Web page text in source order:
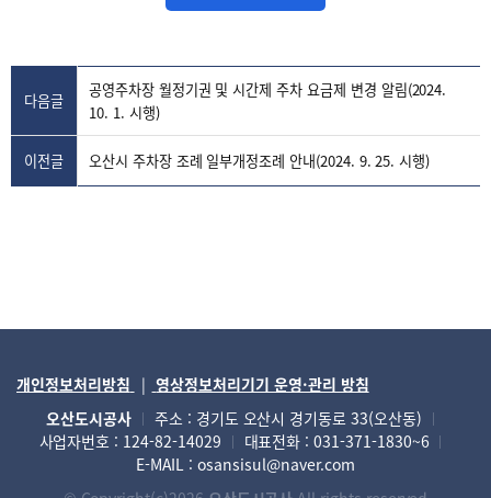
다음글
공영주차장 월정기권 및 시간제 주차 요금제 변경 알림(2024.
10. 1. 시행)
이전글 오산시 주차장 조례 일부개정조례 안내(2024. 9. 25. 시행)
개인정보처리방침
영상정보처리기기 운영·관리 방침
오산도시공사
주소 : 경기도 오산시 경기동로 33(오산동)
사업자번호 : 124-82-14029
대표전화 : 031-371-1830~6
E-MAIL : osansisul@naver.com